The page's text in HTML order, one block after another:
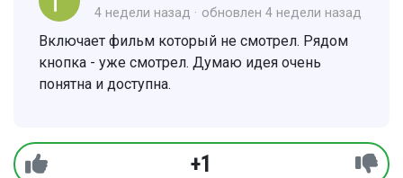
4 недели назад обновлен 4 недели назад
Включает фильм который не смотрел. Рядом
кнопка - уже смотрел. Думаю идея очень
понятна и доступна.
+1